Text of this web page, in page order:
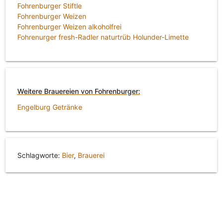
Fohrenburger Stiftle
Fohrenburger Weizen
Fohrenburger Weizen alkoholfrei
Fohrenurger fresh-Radler naturtrüb Holunder-Limette
Weitere Brauereien von Fohrenburger:
Engelburg Getränke
Schlagworte: Bier, Brauerei